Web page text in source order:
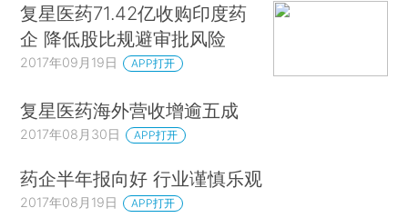
复星医药71.42亿收购印度药
企 降低股比规避审批风险
2017年09月19日 APP打开
复星医药海外营收增逾五成
2017年08月30日 APP打开
药企半年报向好 行业谨慎乐观
2017年08月19日 APP打开